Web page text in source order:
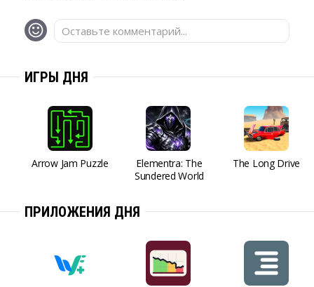
Оставьте комментарий...
ИГРЫ ДНЯ
Arrow Jam Puzzle
Elementra: The
Sundered World
The Long Drive
ПРИЛОЖЕНИЯ ДНЯ